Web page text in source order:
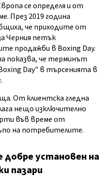
се определя и от
През 2019 година
че приходите от
Черния петък
продажби в Boxing Day.
показва, че терминът
Day" в търсенията в
От клиентска гледна
нещо изключително
във време от
на потребителите.
добре установенна
пазари